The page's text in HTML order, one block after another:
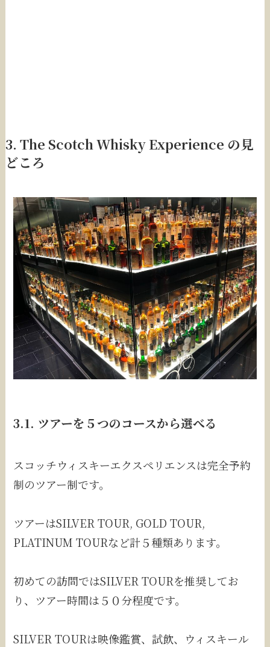
3. The Scotch Whisky Experience の見
どころ
3.1. ツアーを５つのコースから選べる
スコッチウィスキーエクスペリエンスは完全予約
制のツアー制です。
ツアーはSILVER TOUR, GOLD TOUR,
PLATINUM TOURなど計５種類あります。
初めての訪問ではSILVER TOURを推奨してお
り、ツアー時間は５０分程度です。
SILVER TOURは映像鑑賞、試飲、ウィスキール